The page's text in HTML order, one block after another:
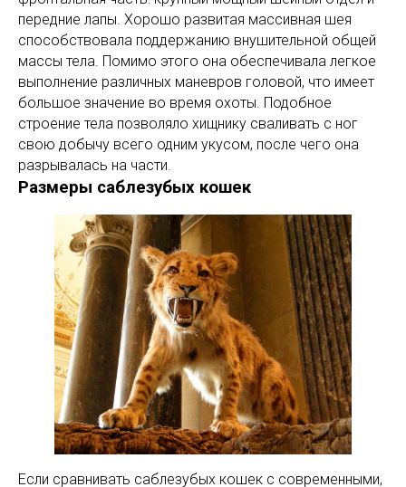
передние лапы. Хорошо развитая массивная шея
способствовала поддержанию внушительной общей
массы тела. Помимо этого она обеспечивала легкое
выполнение различных маневров головой, что имеет
большое значение во время охоты. Подобное
строение тела позволяло хищнику сваливать с ног
свою добычу всего одним укусом, после чего она
разрывалась на части.
Размеры саблезубых кошек
Если сравнивать саблезубых кошек с современными,